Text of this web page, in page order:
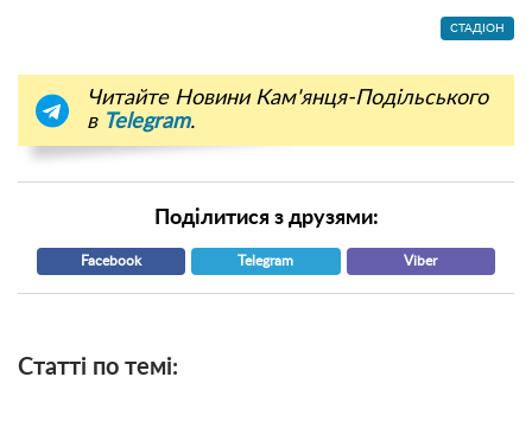
СТАДІОН
Читайте Новини Кам'янця-Подільського
в Telegram.
Поділитися з друзями:
Facebook Telegram Viber
Статті по темі: